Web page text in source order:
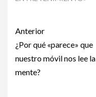
Post
navigation
Anterior
¿Por qué «parece» que
nuestro móvil nos lee la
mente?